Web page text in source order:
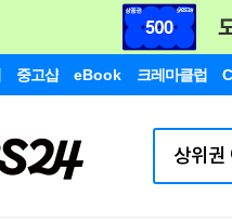
중고샵 eBook 크레마클럽